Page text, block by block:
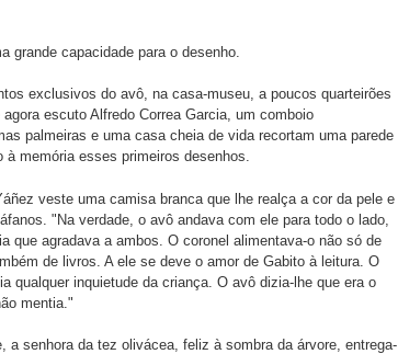
grande capacidade para o desenho.
exclusivos do avô, na casa-museu, a poucos quarteirões
escuto Alfredo Correa Garcia, um comboio
palmeiras e uma casa cheia de vida recortam uma parede
à memória esses primeiros desenhos.
veste uma camisa branca que lhe realça a cor da pele e
"Na verdade, o avô andava com ele para todo o lado,
que agradava a ambos. O coronel alimentava-o não só de
de livros. A ele se deve o amor de Gabito à leitura. O
qualquer inquietude da criança. O avô dizia-lhe que era o
mentia."
a senhora da tez olivácea, feliz à sombra da árvore, entrega-